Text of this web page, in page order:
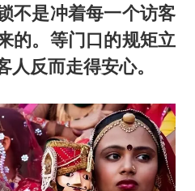
不是冲着每一个访客
的。等门口的规矩立
反而走得安心。